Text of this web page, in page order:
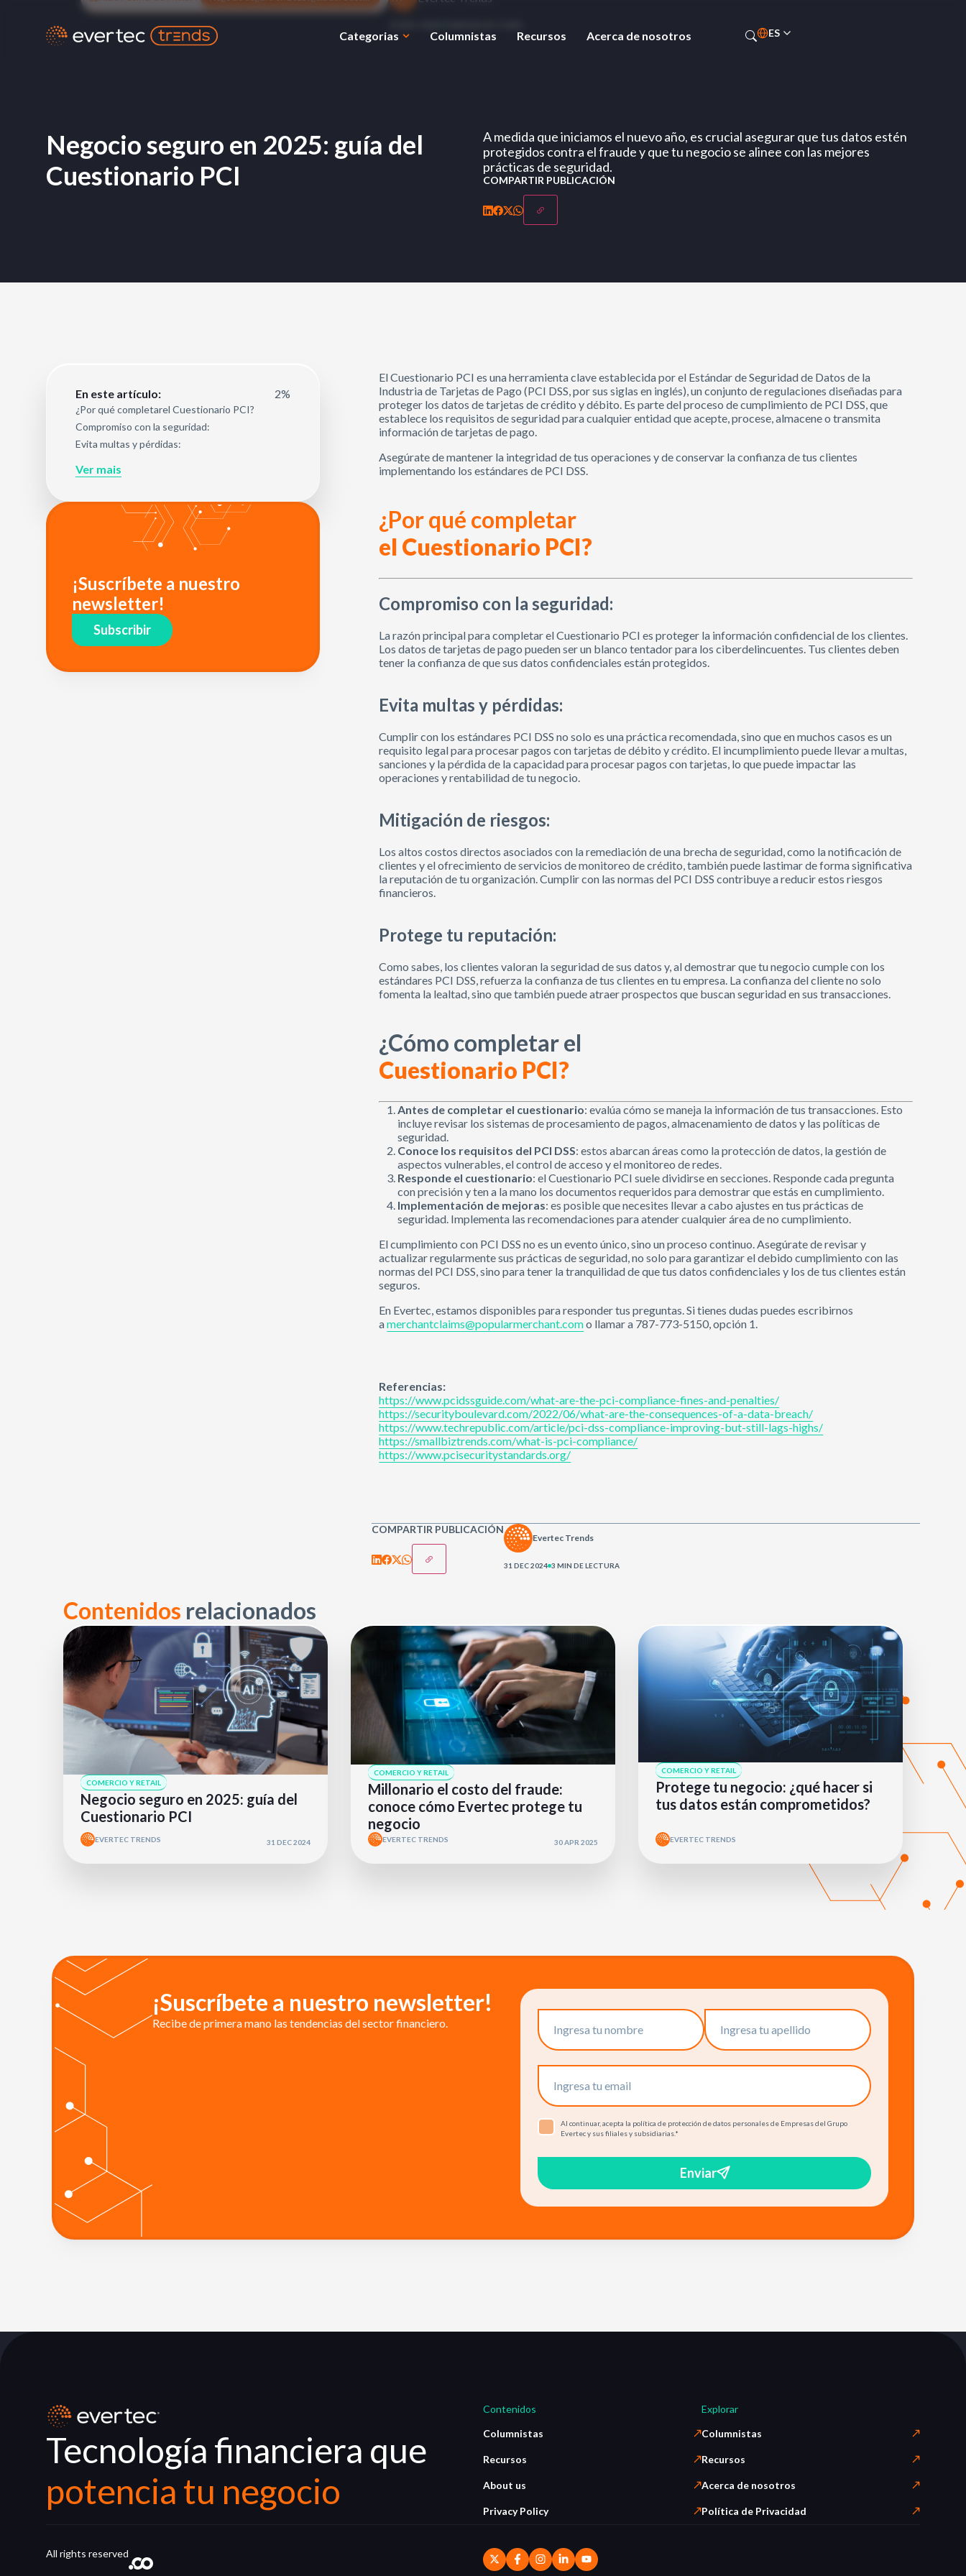
Categorias Columnistas Recursos Acerca de nosotros ES
Negocio seguro en 2025: guía del
Cuestionario PCI
A medida que iniciamos el nuevo año, es crucial asegurar que tus datos estén
protegidos contra el fraude y que tu negocio se alinee con las mejores
prácticas de seguridad.
COMPARTIR PUBLICACIÓN
En este artículo: 2%
¿Por qué completarel Cuestionario PCI?
Compromiso con la seguridad:
Evita multas y pérdidas:
Ver mais
¡Suscríbete a nuestro
newsletter!
Subscribir
El Cuestionario PCI es una herramienta clave establecida por el Estándar de Seguridad de Datos de la
Industria de Tarjetas de Pago (PCI DSS, por sus siglas en inglés), un conjunto de regulaciones diseñadas para
proteger los datos de tarjetas de crédito y débito. Es parte del proceso de cumplimiento de PCI DSS, que
establece los requisitos de seguridad para cualquier entidad que acepte, procese, almacene o transmita
información de tarjetas de pago.
Asegúrate de mantener la integridad de tus operaciones y de conservar la confianza de tus clientes
implementando los estándares de PCI DSS.
¿Por qué completar
el Cuestionario PCI?
Compromiso con la seguridad:
La razón principal para completar el Cuestionario PCI es proteger la información confidencial de los clientes.
Los datos de tarjetas de pago pueden ser un blanco tentador para los ciberdelincuentes. Tus clientes deben
tener la confianza de que sus datos confidenciales están protegidos.
Evita multas y pérdidas:
Cumplir con los estándares PCI DSS no solo es una práctica recomendada, sino que en muchos casos es un
requisito legal para procesar pagos con tarjetas de débito y crédito. El incumplimiento puede llevar a multas,
sanciones y la pérdida de la capacidad para procesar pagos con tarjetas, lo que puede impactar las
operaciones y rentabilidad de tu negocio.
Mitigación de riesgos:
Los altos costos directos asociados con la remediación de una brecha de seguridad, como la notificación de
clientes y el ofrecimiento de servicios de monitoreo de crédito, también puede lastimar de forma significativa
la reputación de tu organización. Cumplir con las normas del PCI DSS contribuye a reducir estos riesgos
financieros.
Protege tu reputación:
Como sabes, los clientes valoran la seguridad de sus datos y, al demostrar que tu negocio cumple con los
estándares PCI DSS, refuerza la confianza de tus clientes en tu empresa. La confianza del cliente no solo
fomenta la lealtad, sino que también puede atraer prospectos que buscan seguridad en sus transacciones.
¿Cómo completar el
Cuestionario PCI?
Antes de completar el cuestionario: evalúa cómo se maneja la información de tus transacciones. Esto
incluye revisar los sistemas de procesamiento de pagos, almacenamiento de datos y las políticas de
seguridad.
Conoce los requisitos del PCI DSS: estos abarcan áreas como la protección de datos, la gestión de
aspectos vulnerables, el control de acceso y el monitoreo de redes.
Responde el cuestionario: el Cuestionario PCI suele dividirse en secciones. Responde cada pregunta
con precisión y ten a la mano los documentos requeridos para demostrar que estás en cumplimiento.
Implementación de mejoras: es posible que necesites llevar a cabo ajustes en tus prácticas de
seguridad. Implementa las recomendaciones para atender cualquier área de no cumplimiento.
El cumplimiento con PCI DSS no es un evento único, sino un proceso continuo. Asegúrate de revisar y
actualizar regularmente sus prácticas de seguridad, no solo para garantizar el debido cumplimiento con las
normas del PCI DSS, sino para tener la tranquilidad de que tus datos confidenciales y los de tus clientes están
seguros.
En Evertec, estamos disponibles para responder tus preguntas. Si tienes dudas puedes escribirnos
amerchantclaims@popularmerchant.como llamar a 787-773-5150, opción 1.
Referencias:
https://www.pcidssguide.com/what-are-the-pci-compliance-fines-and-penalties/
https://securityboulevard.com/2022/06/what-are-the-consequences-of-a-data-breach/
https://www.techrepublic.com/article/pci-dss-compliance-improving-but-still-lags-highs/
https://smallbiztrends.com/what-is-pci-compliance/
https://www.pcisecuritystandards.org/
COMPARTIR PUBLICACIÓN
Evertec Trends
31 DEC 2024 3 MIN DE LECTURA
Contenidos relacionados
COMERCIO Y RETAIL
Negocio seguro en 2025: guía del
Cuestionario PCI
EVERTEC TRENDS 31 DEC 2024
COMERCIO Y RETAIL
Millonario el costo del fraude:
conoce cómo Evertec protege tu
negocio
EVERTEC TRENDS 30 APR 2025
COMERCIO Y RETAIL
Protege tu negocio: ¿qué hacer si
tus datos están comprometidos?
EVERTEC TRENDS
¡Suscríbete a nuestro newsletter!
Recibe de primera mano las tendencias del sector financiero.
Al continuar, acepta la política de protección de datos personales de Empresas del Grupo
Evertec y sus filiales y subsidiarias.*
Enviar
Tecnología financiera que
potencia tu negocio
Contenidos
Columnistas
Recursos
About us
Privacy Policy
Explorar
Columnistas
Recursos
Acerca de nosotros
Política de Privacidad
All rights reserved